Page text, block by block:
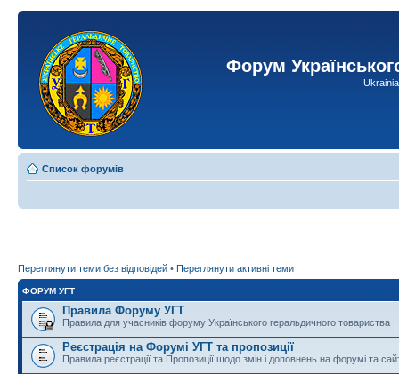
Форум
Список форумів
Переглянути теми без відповідей • Переглянути активні теми
ФОРУМ УГТ
Правила Форуму УГТ
Правила для учасників форуму Українського геральдичного товариства
Реєстрація на Форумі УГТ та пропозиції
Правила реєстрації та Пропозиції щодо змін і доповнень на форумі та